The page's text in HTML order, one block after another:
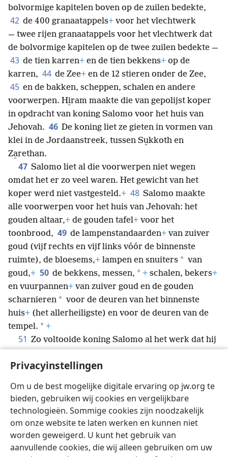
Privacyinstellingen
Om u de best mogelijke digitale ervaring op jw.org te
bieden, gebruiken wij cookies en vergelijkbare
technologieën. Sommige cookies zijn noodzakelijk
om onze website te laten werken en kunnen niet
worden geweigerd. U kunt het gebruik van
aanvullende cookies, die wij alleen gebruiken om uw
bolvormige kapitelen boven op de zuilen bedekte,
42 de 400 granaatappels+ voor het vlechtwerk
— twee rijen granaatappels voor het vlechtwerk dat
de bolvormige kapitelen op de twee zuilen bedekte —
43 de tien karren+ en de tien bekkens+ op de
karren, 44 de Zee+ en de 12 stieren onder de Zee,
45 en de bakken, scheppen, schalen en andere
voorwerpen. Hi̱ram maakte die van gepolijst koper
in opdracht van koning Salomo voor het huis van
Jehovah. 46 De koning liet ze gieten in vormen van
klei in de Jordaanstreek, tussen Su̱kkoth en
Za̱rethan.
47 Salomo liet al die voorwerpen niet wegen
omdat het er zo veel waren. Het gewicht van het
koper werd niet vastgesteld.+ 48 Salomo maakte
alle voorwerpen voor het huis van Jehovah: het
gouden altaar,+ de gouden tafel+ voor het
toonbrood, 49 de lampenstandaarden+ van zuiver
goud (vijf rechts en vijf links vóór de binnenste
ruimte), de bloesems,+ lampen en snuiters * van
goud,+ 50 de bekkens, messen, * + schalen, bekers+
en vuurpannen+ van zuiver goud en de gouden
scharnieren * voor de deuren van het binnenste
huis+ (het allerheiligste) en voor de deuren van de
tempel. * +
51 Zo voltooide koning Salomo al het werk dat hij
Salomo alles overbrengen wat zijn vader David had
voorwerpen in de schatkamers van het huis van
Jehovah.